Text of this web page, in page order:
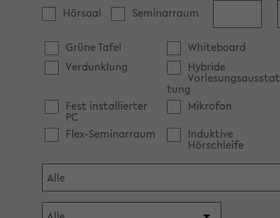
Hörsaal
Seminarraum
Grüne Tafel Whiteboard
Verdunklung
Hybride
Vorlesungsausstat
tung
Fest installierter
PC
Mikrofon
Flex-Seminarraum
Induktive
Hörschleife